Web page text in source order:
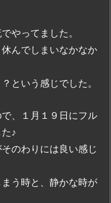
やってました。
んでしまいなかなか
という感じでした。
、１月１９日にフル
♪
のわりには良い感じ
う時と、静かな時が